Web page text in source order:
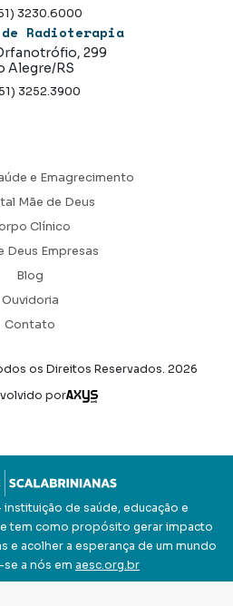
3230.6000
de Radioterapia
299
Alegre/RS
3252.3900
e Emagrecimento
Mãe de Deus
Clínico
Deus Empresas
Blog
Ouvidoria
Contato
os Direitos Reservados. 2026
por
instituição de saúde, educação e
tem como propósito gerar impacto
e acolher a esperança de um mundo
a nós em aesc.org.br